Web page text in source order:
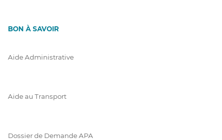
BON À SAVOIR
Aide Administrative
Aide au Transport
Dossier de Demande APA